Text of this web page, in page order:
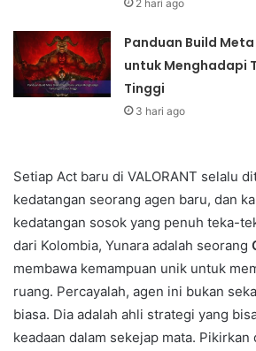
2 hari ago
Panduan Build
untuk Menghadapi
Tinggi
3 hari ago
Setiap Act baru di VALORANT selalu
kedatangan seorang agen baru, dan
kedatangan sosok yang penuh teka-
dari Kolombia, Yunara adalah seorang
membawa kemampuan unik untuk
ruang. Percayalah, agen ini bukan
biasa. Dia adalah ahli strategi yang
keadaan dalam sekejap mata.